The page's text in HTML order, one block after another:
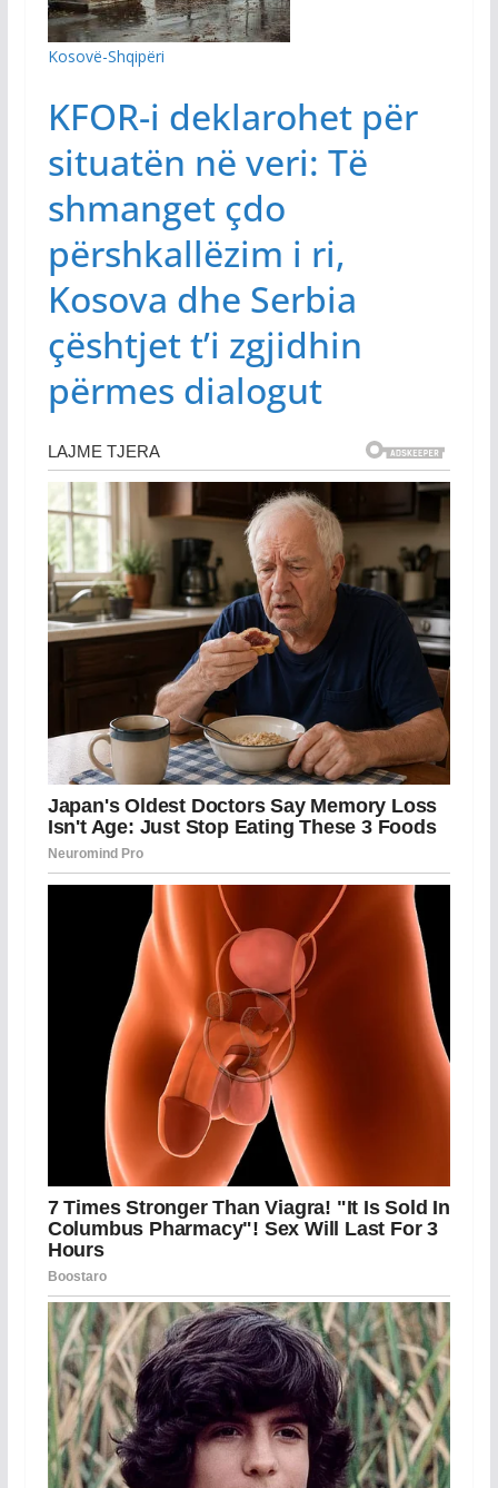
Kosovë-Shqipëri
KFOR-i deklarohet për
situatën në veri: Të
shmanget çdo
përshkallëzim i ri,
Kosova dhe Serbia
çështjet t’i zgjidhin
përmes dialogut